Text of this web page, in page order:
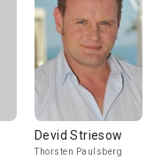
Devid Striesow
Thorsten Paulsberg